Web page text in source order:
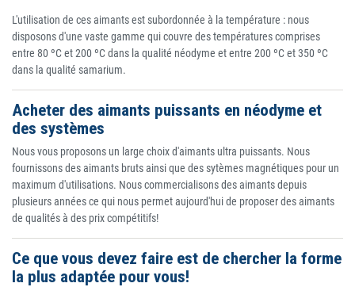
L'utilisation de ces aimants est subordonnée à la température : nous
disposons d'une vaste gamme qui couvre des températures comprises
entre 80 ºC et 200 ºC dans la qualité néodyme et entre 200 ºC et 350 ºC
dans la qualité samarium.
Acheter des aimants puissants en néodyme et
des systèmes
Nous vous proposons un large choix d'aimants ultra puissants. Nous
fournissons des aimants bruts ainsi que des sytèmes magnétiques pour un
maximum d'utilisations. Nous commercialisons des aimants depuis
plusieurs années ce qui nous permet aujourd'hui de proposer des aimants
de qualités à des prix compétitifs!
Ce que vous devez faire est de chercher la forme
la plus adaptée pour vous!